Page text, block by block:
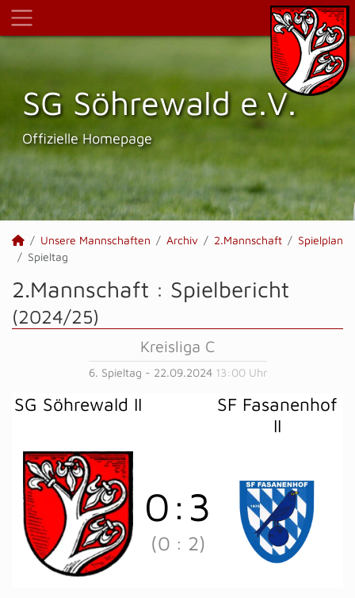
SG Söhrewald e.V.
Offizielle Homepage
Unsere Mannschaften Archiv 2.Mannschaft
Spielplan
Spieltag
2.Mannschaft : Spielbericht
(2024/25)
Kreisliga C
6. Spieltag - 22.09.2024 13:00 Uhr
SG Söhrewald II
SF Fasanenhof
II
0 : 3
(0 : 2)